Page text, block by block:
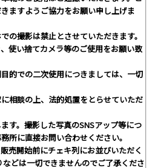
ますようご協力をお願い申し上げま
の撮影は禁止とさせていただきます。
使い捨てカメラ等のご使用をお願い致
的での二次使用につきましては、一切
相談の上、法的処置をとらせていただ
す。撮影した写真のSNSアップ等につ
所に直接お問い合わせください。
売開始前にチェキ列にお並びいただく
どは一切できませんのでご了承くださ